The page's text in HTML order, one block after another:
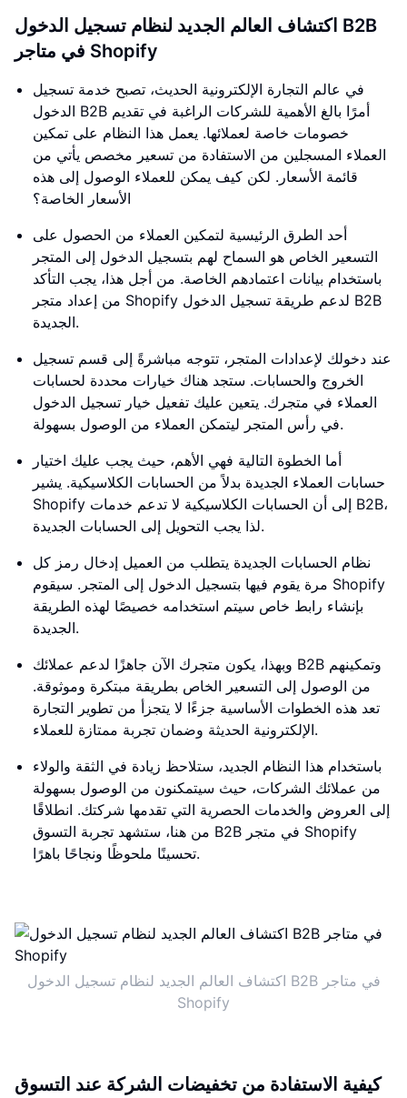
اكتشاف العالم الجديد لنظام تسجيل الدخول B2B
في متاجر Shopify
في عالم التجارة الإلكترونية الحديث، تصبح خدمة تسجيل
الدخول B2B أمرًا بالغ الأهمية للشركات الراغبة في تقديم
خصومات خاصة لعملائها. يعمل هذا النظام على تمكين
العملاء المسجلين من الاستفادة من تسعير مخصص يأتي من
قائمة الأسعار. لكن كيف يمكن للعملاء الوصول إلى هذه
الأسعار الخاصة؟
أحد الطرق الرئيسية لتمكين العملاء من الحصول على
التسعير الخاص هو السماح لهم بتسجيل الدخول إلى المتجر
باستخدام بيانات اعتمادهم الخاصة. من أجل هذا، يجب التأكد
من إعداد متجر Shopify لدعم طريقة تسجيل الدخول B2B
الجديدة.
عند دخولك لإعدادات المتجر، تتوجه مباشرةً إلى قسم تسجيل
الخروج والحسابات. ستجد هناك خيارات محددة لحسابات
العملاء في متجرك. يتعين عليك تفعيل خيار تسجيل الدخول
في رأس المتجر ليتمكن العملاء من الوصول بسهولة.
أما الخطوة التالية فهي الأهم، حيث يجب عليك اختيار
حسابات العملاء الجديدة بدلاً من الحسابات الكلاسيكية. يشير
Shopify إلى أن الحسابات الكلاسيكية لا تدعم خدمات B2B،
لذا يجب التحويل إلى الحسابات الجديدة.
نظام الحسابات الجديدة يتطلب من العميل إدخال رمز كل
مرة يقوم فيها بتسجيل الدخول إلى المتجر. سيقوم Shopify
بإنشاء رابط خاص سيتم استخدامه خصيصًا لهذه الطريقة
الجديدة.
وبهذا، يكون متجرك الآن جاهزًا لدعم عملائك B2B وتمكينهم
من الوصول إلى التسعير الخاص بطريقة مبتكرة وموثوقة.
تعد هذه الخطوات الأساسية جزءًا لا يتجزأ من تطوير التجارة
الإلكترونية الحديثة وضمان تجربة ممتازة للعملاء.
باستخدام هذا النظام الجديد، ستلاحظ زيادة في الثقة والولاء
من عملائك الشركات، حيث سيتمكنون من الوصول بسهولة
إلى العروض والخدمات الحصرية التي تقدمها شركتك. انطلاقًا
من هنا، ستشهد تجربة التسوق B2B في متجر Shopify
تحسينًا ملحوظًا ونجاحًا باهرًا.
اكتشاف العالم الجديد لنظام تسجيل الدخول B2B في متاجر
Shopify
كيفية الاستفادة من تخفيضات الشركة عند التسوق